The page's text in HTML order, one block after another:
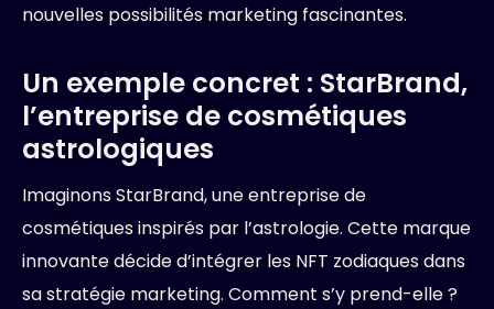
nouvelles possibilités marketing fascinantes.
Un exemple concret : StarBrand,
l’entreprise de cosmétiques
astrologiques
Imaginons StarBrand, une entreprise de
cosmétiques inspirés par l’astrologie. Cette marque
innovante décide d’intégrer les NFT zodiaques dans
sa stratégie marketing. Comment s’y prend-elle ?